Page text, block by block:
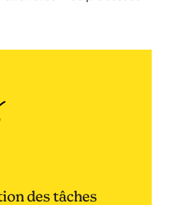
des tâches